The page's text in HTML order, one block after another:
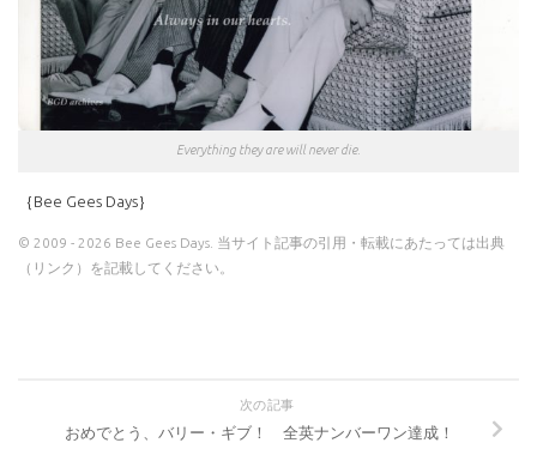
Everything they are will never die.
｛Bee Gees Days｝
© 2009 - 2026 Bee Gees Days. 当サイト記事の引用・転載にあたっては出典
（リンク）を記載してください。
次の記事
おめでとう、バリー・ギブ！ 全英ナンバーワン達成！